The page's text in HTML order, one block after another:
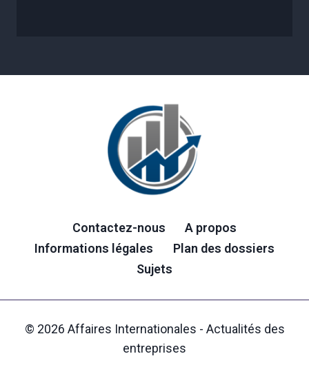
Contactez-nous
A propos
Informations légales
Plan des dossiers
Sujets
© 2026 Affaires Internationales - Actualités des
entreprises